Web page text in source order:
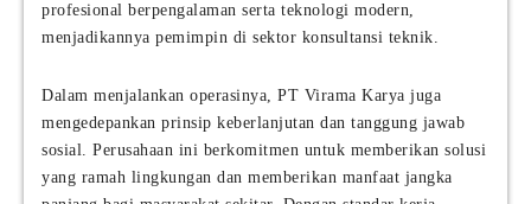
profesional berpengalaman serta teknologi modern,
menjadikannya pemimpin di sektor konsultansi teknik.
Dalam menjalankan operasinya, PT Virama Karya juga
mengedepankan prinsip keberlanjutan dan tanggung jawab
sosial. Perusahaan ini berkomitmen untuk memberikan solusi
yang ramah lingkungan dan memberikan manfaat jangka